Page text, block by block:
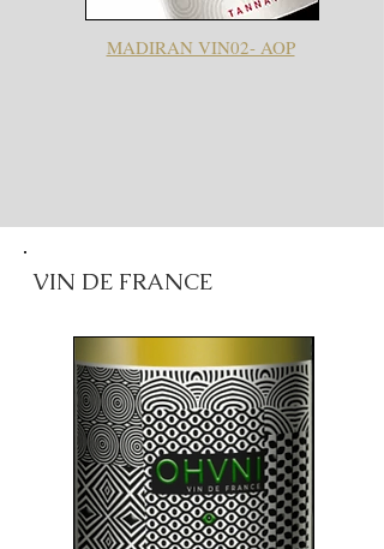
MADIRAN VIN02- AOP
VIN DE FRANCE